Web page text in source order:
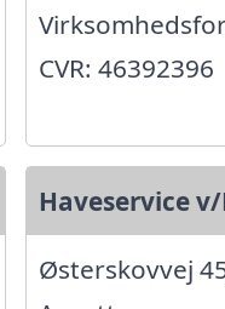
CVR: 46392396
Haveservice
Østerskovvej